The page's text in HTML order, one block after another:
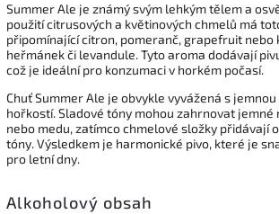
Summer Ale je známý svým lehkým tělem a
použití citrusových a květinových chmelů má
připomínající citron, pomeranč, grapefruit nebo
heřmánek či levandule. Tyto aroma dodávají
což je ideální pro konzumaci v horkém počasí.
Chuť Summer Ale je obvykle vyvážená s
hořkostí. Sladové tóny mohou zahrnovat jemné
nebo medu, zatímco chmelové složky přidávají
tóny. Výsledkem je harmonické pivo, které je
pro letní dny.
Alkoholový obsah